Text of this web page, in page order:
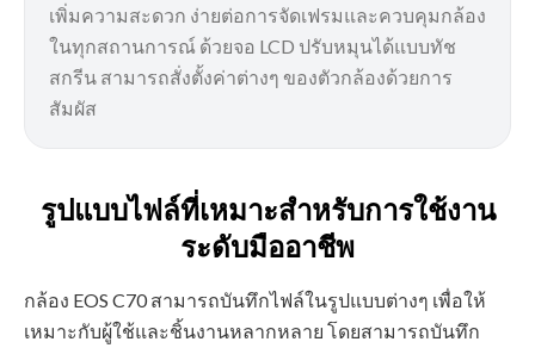
เพิ่มความสะดวก ง่ายต่อการจัดเฟรมและควบคุมกล้อง
ในทุกสถานการณ์ ด้วยจอ LCD ปรับหมุนได้แบบทัช
สกรีน สามารถสั่งตั้งค่าต่างๆ ของตัวกล้องด้วยการ
สัมผัส
รูปแบบไฟล์ที่เหมาะสำหรับการใช้งาน
ระดับมืออาชีพ
กล้อง EOS C70 สามารถบันทึกไฟล์ในรูปแบบต่างๆ เพื่อให้
เหมาะกับผู้ใช้และชิ้นงานหลากหลาย โดยสามารถบันทึก